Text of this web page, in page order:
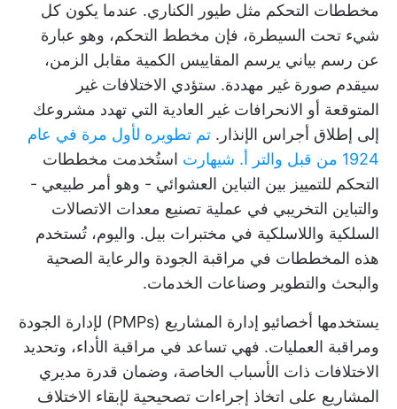
مخططات التحكم مثل طيور الكناري. عندما يكون كل
شيء تحت السيطرة، فإن مخطط التحكم، وهو عبارة
عن رسم بياني يرسم المقاييس الكمية مقابل الزمن،
سيقدم صورة غير مهددة. ستؤدي الاختلافات غير
المتوقعة أو الانحرافات غير العادية التي تهدد مشروعك
إلى إطلاق أجراس الإنذار. تم تطويره لأول مرة في عام
1924 من قبل والتر أ. شيهارت
استُخدمت مخططات
التحكم للتمييز بين التباين العشوائي - وهو أمر طبيعي -
والتباين التخريبي في عملية تصنيع معدات الاتصالات
السلكية واللاسلكية في مختبرات بيل. واليوم، تُستخدم
هذه المخططات في مراقبة الجودة والرعاية الصحية
والبحث والتطوير وصناعات الخدمات.
يستخدمها أخصائيو إدارة المشاريع (PMPs) لإدارة الجودة
ومراقبة العمليات. فهي تساعد في مراقبة الأداء، وتحديد
الاختلافات ذات الأسباب الخاصة، وضمان قدرة مديري
المشاريع على اتخاذ إجراءات تصحيحية لإبقاء الاختلاف